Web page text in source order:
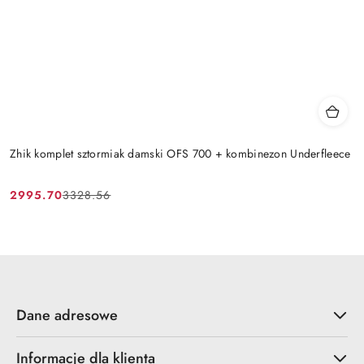
Zhik komplet sztormiak damski OFS 700 + kombinezon Underfleece
Cena
2995.70
Cena
3328.56
Dane adresowe
Informacje dla klienta